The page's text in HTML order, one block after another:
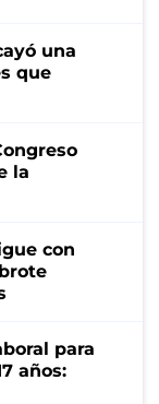
una
que
la
con
para
años: